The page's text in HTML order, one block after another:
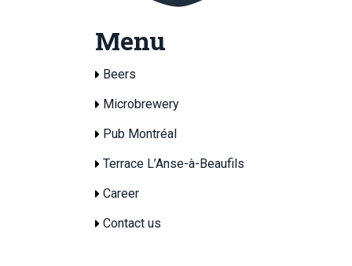
Menu
Beers
Microbrewery
Pub Montréal
Terrace L’Anse-à-Beaufils
Career
Contact us